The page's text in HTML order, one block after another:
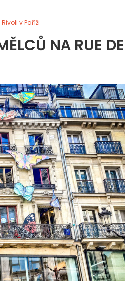
v Paříži
NA RUE DE